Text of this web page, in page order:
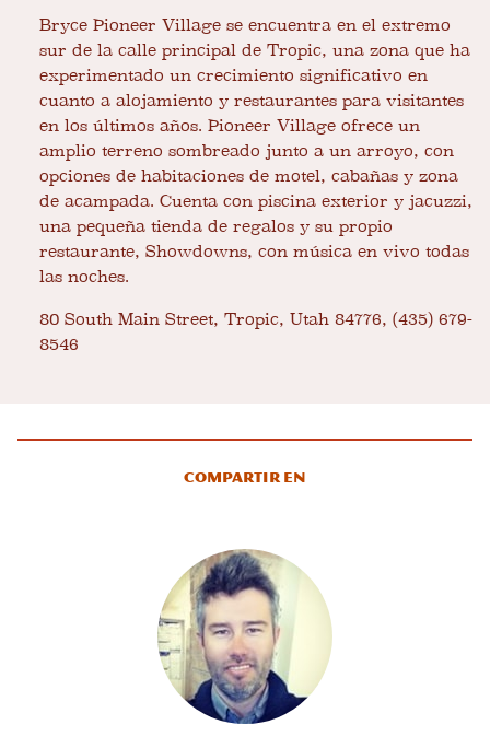
Bryce Pioneer Village se encuentra en el extremo
sur de la calle principal de Tropic, una zona que ha
experimentado un crecimiento significativo en
cuanto a alojamiento y restaurantes para visitantes
en los últimos años. Pioneer Village ofrece un
amplio terreno sombreado junto a un arroyo, con
opciones de habitaciones de motel, cabañas y zona
de acampada. Cuenta con piscina exterior y jacuzzi,
una pequeña tienda de regalos y su propio
restaurante, Showdowns, con música en vivo todas
las noches.
80 South Main Street, Tropic, Utah 84776, (435) 679-
8546
Compartir en